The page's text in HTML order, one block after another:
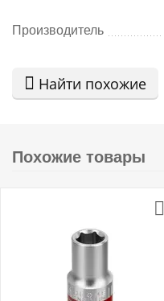
Производитель
Найти похожие
Похожие товары